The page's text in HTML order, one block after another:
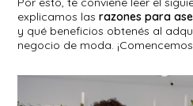
explicamos lasrazones para
y qué beneficios obtenés al
negocio de moda.